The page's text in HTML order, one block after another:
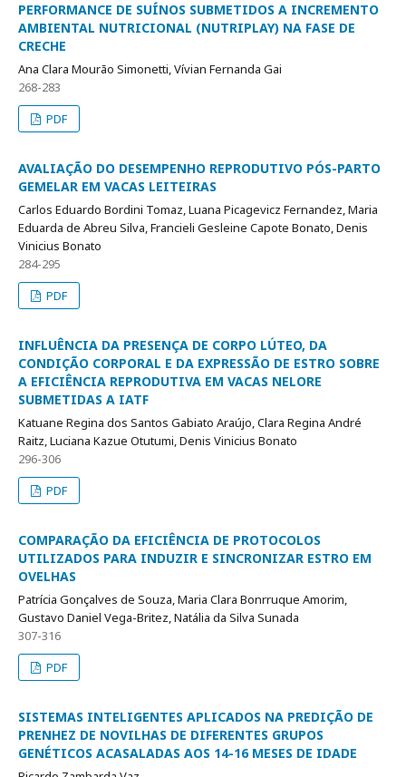
PERFORMANCE DE SUÍNOS SUBMETIDOS A INCREMENTO
AMBIENTAL NUTRICIONAL (NUTRIPLAY) NA FASE DE
CRECHE
Ana Clara Mourão Simonetti, Vívian Fernanda Gai
268-283
PDF
AVALIAÇÃO DO DESEMPENHO REPRODUTIVO PÓS-PARTO
GEMELAR EM VACAS LEITEIRAS
Carlos Eduardo Bordini Tomaz, Luana Picagevicz Fernandez, Maria
Eduarda de Abreu Silva, Francieli Gesleine Capote Bonato, Denis
Vinicius Bonato
284-295
PDF
INFLUÊNCIA DA PRESENÇA DE CORPO LÚTEO, DA
CONDIÇÃO CORPORAL E DA EXPRESSÃO DE ESTRO SOBRE
A EFICIÊNCIA REPRODUTIVA EM VACAS NELORE
SUBMETIDAS A IATF
Katuane Regina dos Santos Gabiato Araújo, Clara Regina André
Raitz, Luciana Kazue Otutumi, Denis Vinicius Bonato
296-306
PDF
COMPARAÇÃO DA EFICIÊNCIA DE PROTOCOLOS
UTILIZADOS PARA INDUZIR E SINCRONIZAR ESTRO EM
OVELHAS
Patrícia Gonçalves de Souza, Maria Clara Bonrruque Amorim,
Gustavo Daniel Vega-Britez, Natália da Silva Sunada
307-316
PDF
SISTEMAS INTELIGENTES APLICADOS NA PREDIÇÃO DE
PRENHEZ DE NOVILHAS DE DIFERENTES GRUPOS
GENÉTICOS ACASALADAS AOS 14-16 MESES DE IDADE